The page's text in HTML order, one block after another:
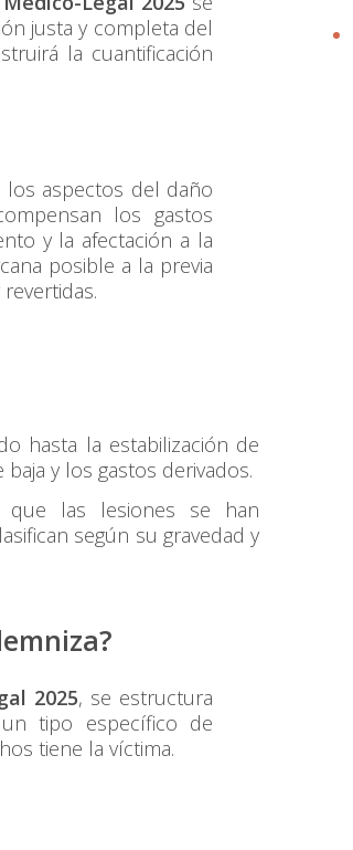
justa y completa del
la cuantificación
los aspectos del daño
los gastos
y la afectación a la
posible a la previa
hasta la estabilización de
y los gastos derivados.
que las lesiones se han
según su gravedad y
2025, se estructura
tipo específico de
tiene la víctima.